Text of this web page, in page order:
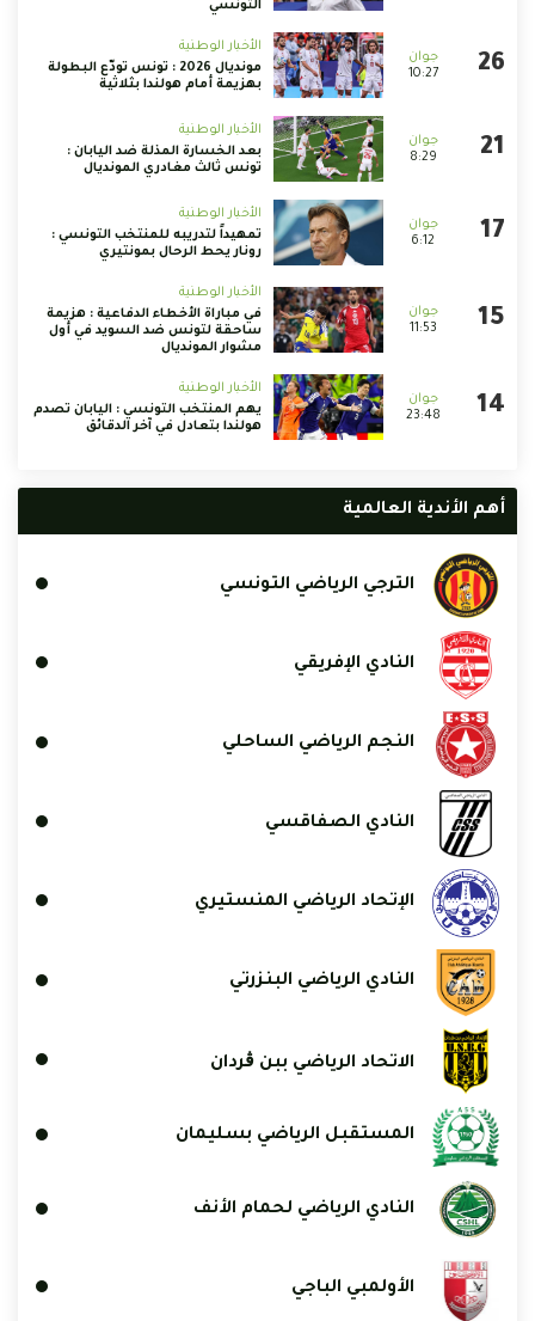
التونسي
10:27
الأخبار الوطنية
مونديال 2026 : تونس تودّع البطولة
بهزيمة أمام هولندا بثلاثية
8:29
الأخبار الوطنية
بعد الخسارة المذلة ضد اليابان :
تونس ثالث مغادري المونديال
6:12
الأخبار الوطنية
تمهيداً لتدريبه للمنتخب التونسي :
رونار يحط الرحال بمونتيري
11:53
الأخبار الوطنية
في مباراة الأخطاء الدفاعية : هزيمة
ساحقة لتونس ضد السويد في أول
مشوار المونديال
23:48
الأخبار الوطنية
يهم المنتخب التونسي : اليابان تصدم
هولندا بتعادل في آخر الدقائق
أهم الأندية العالمية
الترجي الرياضي التونسي
النادي الإفريقي
النجم الرياضي الساحلي
النادي الصفاقسي
الإتحاد الرياضي المنستيري
النادي الرياضي البنزرتي
الاتحاد الرياضي ببن ڨردان
المستقبل الرياضي بسليمان
النادي الرياضي لحمام الأنف
الأولمبي الباجي